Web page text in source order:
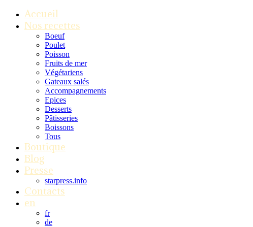
Accueil
Nos recettes
Boeuf
Poulet
Poisson
Fruits de mer
Végétariens
Gateaux salés
Accompagnements
Epices
Desserts
Pâtisseries
Boissons
Tous
Boutique
Blog
Presse
starpress.info
Contacts
en
fr
de